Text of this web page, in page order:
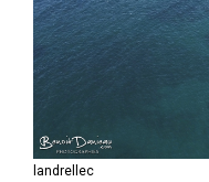
landrellec